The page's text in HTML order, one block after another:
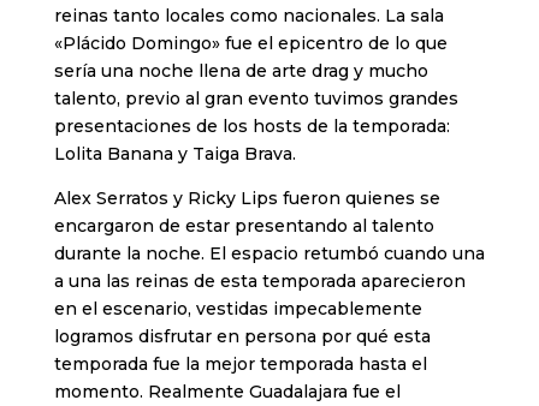
reinas tanto locales como nacionales. La sala
«Plácido Domingo» fue el epicentro de lo que
sería una noche llena de arte drag y mucho
talento, previo al gran evento tuvimos grandes
presentaciones de los hosts de la temporada:
Lolita Banana y Taiga Brava.
Alex Serratos y Ricky Lips fueron quienes se
encargaron de estar presentando al talento
durante la noche. El espacio retumbó cuando una
a una las reinas de esta temporada aparecieron
en el escenario, vestidas impecablemente
logramos disfrutar en persona por qué esta
temporada fue la mejor temporada hasta el
momento. Realmente Guadalajara fue el